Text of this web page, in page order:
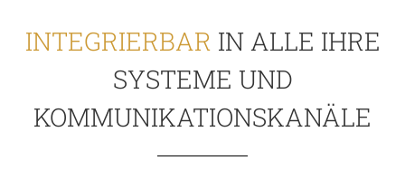
INTEGRIERBAR IN ALLE IHRE
SYSTEME UND
KOMMUNIKATIONSKANÄLE